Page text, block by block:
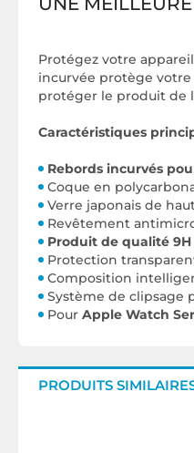
Protégez votre
incurvée protège votre
protéger le produit de
Caractéristiques
Rebords incurvés
Coque en
Verre japonais de
Revêtement
Produit de qualité
Protection
Composition
Système de clipsage
Pour Apple Watch
PRODUITS